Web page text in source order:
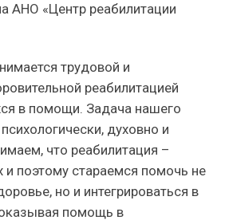
АНО «Центр реабилитации
трудовой и
реабилитацией
в помощи. Задача нашего
духовно и
что реабилитация –
и поэтому стараемся помочь не
но и интегрироваться в
помощь в